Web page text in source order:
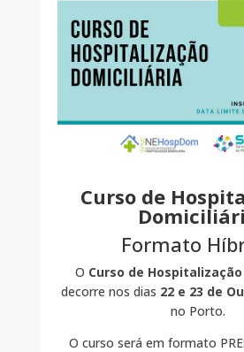
Curso de
Formato
O Curso de
decorre nos dias 22 e 23 de
no Porto.
O curso será em formato